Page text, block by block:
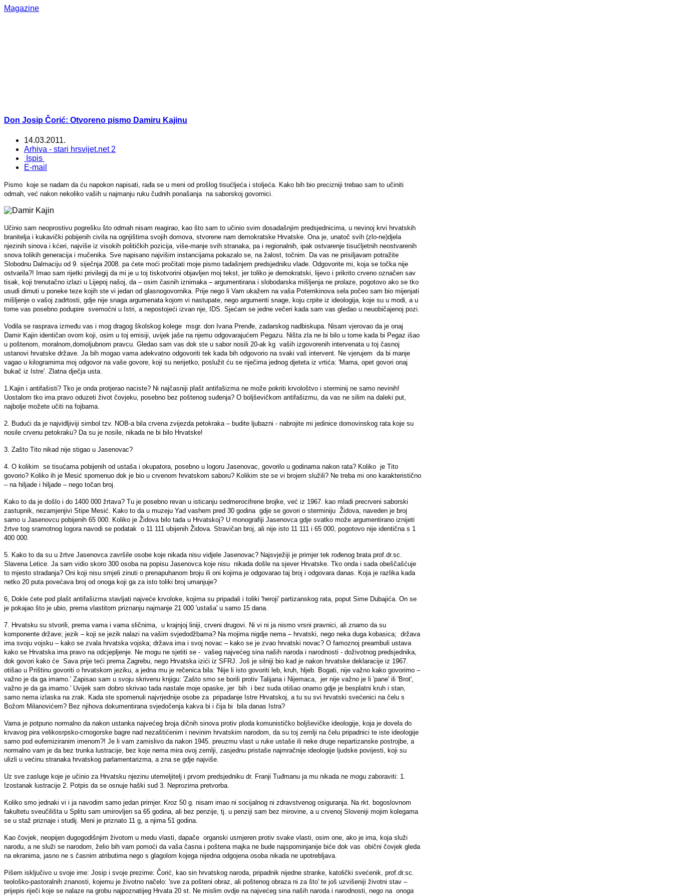
Magazine
Don Josip Čorić: Otvoreno pismo Damiru Kajinu
14.03.2011.
Arhiva - stari hrsvijet.net 2
Ispis
E-mail
Pismo koje se nadam da ću napokon napisati, rađa se u meni od prošlog tisućljeća i stoljeća. Kako bih bio precizniji trebao sam to učiniti
odmah, već nakon nekoliko vaših u najmanju ruku čudnih ponašanja na saborskoj govornici.
Učinio sam neoprostivu pogrešku što odmah nisam reagirao, kao što sam to učinio svim dosadašnjim predsjednicima, u nevinoj krvi hrvatskih
branitelja i kukavički pobijenih civila na ognjištima svojih domova, stvorene nam demokratske Hrvatske. Ona je, unatoč svih (zlo-ne)djela
njezinih sinova i kćeri, najviše iz visokih političkih pozicija, više-manje svih stranaka, pa i regionalnih, ipak ostvarenje tisućljetnih neostvarenih
snova tolikih generacija i mučenika. Sve napisano najvišim instancijama pokazalo se, na žalost, točnim. Da vas ne prisiljavam potražite
Slobodnu Dalmaciju od 9. siječnja 2008. pa ćete moći pročitati moje pismo tadašnjem predsjedniku vlade. Odgovorite mi, koja se točka nije
ostvarila?! Imao sam rijetki privilegij da mi je u toj tiskotvorini objavljen moj tekst, jer toliko je demokratski, lijevo i prikrito crveno označen sav
tisak, koji trenutačno izlazi u Lijepoj našoj, da – osim časnih iznimaka – argumentirana i slobodarska mišljenja ne prolaze, pogotovo ako se tko
usudi dirnuti u poneke teze kojih ste vi jedan od glasnogovornika. Prije nego li Vam ukažem na vaša Potemkinova sela počeo sam bio mijenjati
mišljenje o vašoj zadrtosti, gdje nije snaga argumenata kojom vi nastupate, nego argumenti snage, koju crpite iz ideologija, koje su u modi, a u
tome vas posebno podupire svemoćni u Istri, a nepostojeći izvan nje, IDS. Sjećam se jedne večeri kada sam vas gledao u neuobičajenoj pozi.
Vodila se rasprava između vas i mog dragog školskog kolege msgr. don Ivana Prenđe, zadarskog nadbiskupa. Nisam vjerovao da je onaj
Damir Kajin identičan ovom koji, osim u toj emisiji, uvijek jaše na njemu odgovarajućem Pegazu. Ništa zla ne bi bilo u tome kada bi Pegaz išao
u poštenom, moralnom,domoljubnom pravcu. Gledao sam vas dok ste u sabor nosili 20-ak kg vaših izgovorenih intervenata u toj časnoj
ustanovi hrvatske države. Ja bih mogao vama adekvatno odgovoriti tek kada bih odgovorio na svaki vaš intervent. Ne vjerujem da bi manje
vagao u kilogramima moj odgovor na vaše govore, koji su nerijetko, poslužit ću se riječima jednog djeteta iz vrtića: 'Mama, opet govori onaj
bukač iz Istre'. Zlatna dječja usta.
1.Kajin i antifašisti? Tko je onda protjerao naciste? Ni najčasniji plašt antifašizma ne može pokriti krvološtvo i sterminij ne samo nevinih!
Uostalom tko ima pravo oduzeti život čovjeku, posebno bez poštenog suđenja? O boljševičkom antifašizmu, da vas ne silim na daleki put,
najbolje možete učiti na fojbama.
2. Budući da je najvidljiviji simbol tzv. NOB-a bila crvena zvijezda petokraka – budite ljubazni - nabrojite mi jedinice domovinskog rata koje su
nosile crvenu petokraku? Da su je nosile, nikada ne bi bilo Hrvatske!
3. Zašto Tito nikad nije stigao u Jasenovac?
4. O kolikim se tisućama pobijenih od ustaša i okupatora, posebno u logoru Jasenovac, govorilo u godinama nakon rata? Koliko je Tito
govorio? Koliko ih je Mesić spomenuo dok je bio u crvenom hrvatskom saboru? Kolikim ste se vi brojem služili? Ne treba mi ono karakteristično
– na hiljade i hiljade – nego točan broj.
Kako to da je došlo i do 1400 000 žrtava? Tu je posebno revan u isticanju sedmerocifrene brojke, već iz 1967. kao mladi precrveni saborski
zastupnik, nezamjenjivi Stipe Mesić. Kako to da u muzeju Yad vashem pred 30 godina gdje se govori o sterminiju Židova, naveden je broj
samo u Jasenovcu pobijenih 65 000. Koliko je Židova bilo tada u Hrvatskoj? U monografiji Jasenovca gdje svatko može argumentirano iznijeti
žrtve tog sramotnog logora navodi se podatak o 11 111 ubijenih Židova. Stravičan broj, ali nije isto 11 111 i 65 000, pogotovo nije identična s 1
400 000.
5. Kako to da su u žrtve Jasenovca završile osobe koje nikada nisu vidjele Jasenovac? Najsvježiji je primjer tek rođenog brata prof.dr.sc.
Slavena Letice. Ja sam vidio skoro 300 osoba na popisu Jasenovca koje nisu nikada došle na sjever Hrvatske. Tko onda i sada obeščašćuje
to mjesto stradanja? Oni koji nisu smjeli zinuti o prenapuhanom broju ili oni kojima je odgovarao taj broj i odgovara danas. Koja je razlika kada
netko 20 puta povećava broj od onoga koji ga za isto toliki broj umanjuje?
6, Dokle ćete pod plašt antifašizma stavljati najveće krvoloke, kojima su pripadali i toliki 'heroji' partizanskog rata, poput Sime Dubajića. On se
je pokajao što je ubio, prema vlastitom priznanju najmanje 21 000 'ustaša' u samo 15 dana.
7. Hrvatsku su stvorili, prema vama i vama sličnima, u krajnjoj liniji, crveni drugovi. Ni vi ni ja nismo vrsni pravnici, ali znamo da su
komponente države; jezik – koji se jezik nalazi na vašim svjedodžbama? Na mojima nigdje nema – hrvatski, nego neka duga kobasica; država
ima svoju vojsku – kako se zvala hrvatska vojska; država ima i svoj novac – kako se je zvao hrvatski novac? O famoznoj preambuli ustava
kako se Hrvatska ima pravo na odcjepljenje. Ne mogu ne sjetiti se - vašeg najvećeg sina naših naroda i narodnosti - doživotnog predsjednika,
dok govori kako će Sava prije teći prema Zagrebu, nego Hrvatska izići iz SFRJ. Još je silniji bio kad je nakon hrvatske deklaracije iz 1967.
otišao u Prištinu govoriti o hrvatskom jeziku, a jedna mu je rečenica bila: 'Nije li isto govoriti leb, kruh, hljeb. Bogati, nije važno kako govorimo –
važno je da ga imamo.' Zapisao sam u svoju skrivenu knjigu: 'Zašto smo se borili protiv Talijana i Nijemaca, jer nije važno je li 'pane' ili 'Brot',
važno je da ga imamo.' Uvijek sam dobro skrivao tada nastale moje opaske, jer bih i bez suda otišao onamo gdje je besplatni kruh i stan,
samo nema izlaska na zrak. Kada ste spomenuli najvrjednije osobe za pripadanje Istre Hrvatskoj, a tu su svi hrvatski svećenici na čelu s
Božom Milanovićem? Bez njihova dokumentirana svjedočenja kakva bi i čija bi bila danas Istra?
Vama je potpuno normalno da nakon ustanka najvećeg broja dičnih sinova protiv ploda komunističko boljševičke ideologije, koja je dovela do
krvavog pira velikosrpsko-crnogorske bagre nad nezaštićenim i nevinim hrvatskim narodom, da su toj zemlji na čelu pripadnici te iste ideologije
samo pod eufemiziranim imenom?! Je li vam zamislivo da nakon 1945. preuzmu vlast u ruke ustaše ili neke druge nepartizanske postrojbe, a
normalno vam je da bez trunka lustracije, bez koje nema mira ovoj zemlji, zasjednu pristaše najmračnije ideologije ljudske povijesti, koji su
ulizli u većinu stranaka hrvatskog parlamentarizma, a zna se gdje najviše.
Uz sve zasluge koje je učinio za Hrvatsku njezinu utemeljitelj i prvom predsjedniku dr. Franji Tuđmanu ja mu nikada ne mogu zaboraviti: 1.
Izostanak lustracije 2. Potpis da se osnuje haški sud 3. Neprozirna pretvorba.
Koliko smo jednaki vi i ja navodim samo jedan primjer. Kroz 50 g. nisam imao ni socijalnog ni zdravstvenog osiguranja. Na rkt. bogoslovnom
fakultetu sveučilišta u Splitu sam umirovljen sa 65 godina, ali bez penzije, tj. u penziji sam bez mirovine, a u crvenoj Sloveniji mojim kolegama
se u staž priznaje i studij. Meni je priznato 11 g, a njima 51 godina.
Kao čovjek, neopijen dugogodišnjim životom u medu vlasti, dapače organski usmjeren protiv svake vlasti, osim one, ako je ima, koja služi
narodu, a ne služi se narodom, želio bih vam pomoći da vaša časna i poštena majka ne bude najspominjanije biće dok vas obični čovjek gleda
na ekranima, jasno ne s časnim atributima nego s glagolom kojega nijedna odgojena osoba nikada ne upotrebljava.
Pišem isključivo u svoje ime: Josip i svoje prezime: Čorić, kao sin hrvatskog naroda, pripadnik nijedne stranke, katolički svećenik, prof.dr.sc.
teološko-pastoralnih znanosti, kojemu je životno načelo: 'sve za pošteni obraz, ali poštenog obraza ni za što' te još uzvišeniji životni stav –
prijepis riječi koje se nalaze na grobu najpoznatijeg Hrvata 20 st. Ne mislim ovdje na najvećeg sina naših naroda i narodnosti, nego na onoga